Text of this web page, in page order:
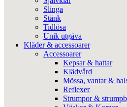
Slinga
Stänk
Tidlösa
Unik utgåva
Kläder & accessoarer
Accessoarer
Kepsar & hattar
Klädvård
Mössa, vantar &
Reflexer
Strumpor &